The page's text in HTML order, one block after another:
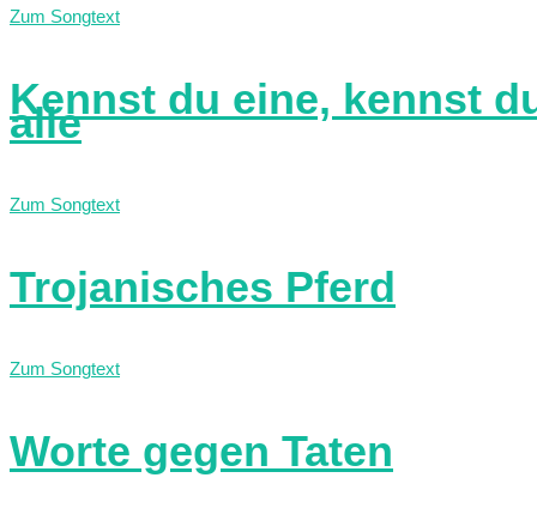
Zum Songtext
Kennst du eine, kennst
alle
Zum Songtext
Trojanisches Pferd
Zum Songtext
Worte gegen Taten